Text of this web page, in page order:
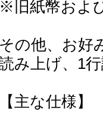
※旧紙幣およ
その他、お好
み上げ、1
【主な仕様】